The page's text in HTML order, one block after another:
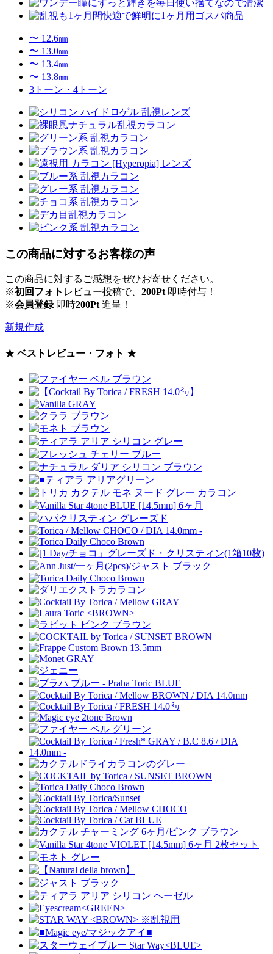
〜 12.6㎜
〜 13.0㎜
〜 13.4㎜
〜 13.8㎜
3トーン・4トーン
この商品に対するお客様の声
この商品に対するご感想をぜひお寄せください。
※初回フォト レビュー投稿で、 200Pt 即時付与！
※会員登録即時200Pt 進呈！
新規作成
★ ベストレビュー・フォト ★